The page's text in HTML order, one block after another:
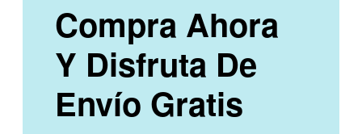
Compra Ahora
Y Disfruta De
Envío Gratis